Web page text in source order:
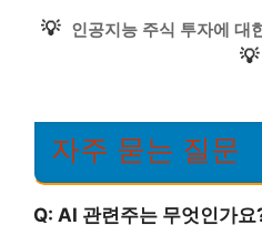
💡 인공지능 주식 투자에 대
💡
자주 묻는 질문
Q: AI 관련주는 무엇인가요